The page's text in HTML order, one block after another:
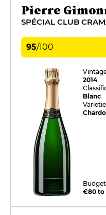
Pierre
SPÉCIAL CLUB
95/100
2014
Blanc
Budget
€80 to